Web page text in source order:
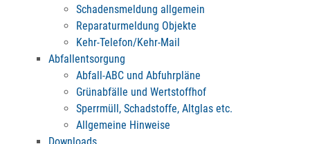
Schadensmeldung allgemein
Reparaturmeldung Objekte
Kehr-Telefon/Kehr-Mail
Abfallentsorgung
Abfall-ABC und Abfuhrpläne
Grünabfälle und Wertstoffhof
Sperrmüll, Schadstoffe, Altglas etc.
Allgemeine Hinweise